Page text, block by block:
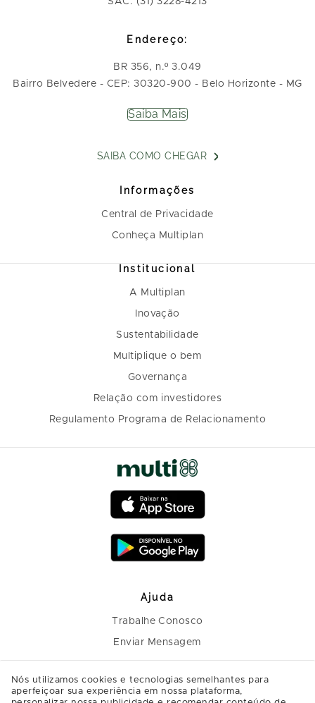
Endereço:
BR 356, n.º 3.049
Bairro Belvedere - CEP: 30320-900 - Belo Horizonte - MG
Saiba Mais
SAIBA COMO CHEGAR
Informações
Central de Privacidade
Conheça Multiplan
Institucional
A Multiplan
Inovação
Sustentabilidade
Multiplique o bem
Governança
Relação com investidores
Regulamento Programa de Relacionamento
Ajuda
Trabalhe Conosco
Enviar Mensagem
Nós utilizamos cookies e tecnologias semelhantes para
aperfeiçoar sua experiência em nossa plataforma,